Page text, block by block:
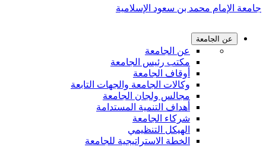
جامعة الإمام محمد بن سعود الإسلامية
عن الجامعة
عن الجامعة
مكتب رئيس الجامعة
أوقاف الجامعة
وكالات الجامعة والجهات التابعة
مجالس ولجان الجامعة
أهداف التنمية المستدامة
شركاء الجامعة
الهيكل التنظيمي
الخطة الاستراتيجية للجامعة